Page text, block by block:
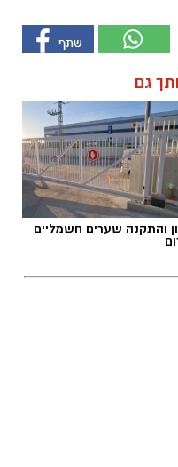
גם
והתקנה שערים חשמליים